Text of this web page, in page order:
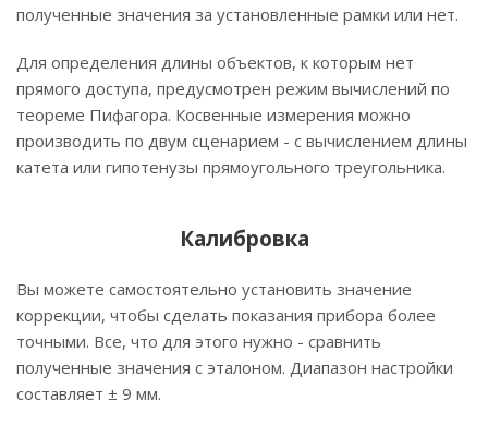
полученные значения за установленные рамки или нет.
Для определения длины объектов, к которым нет
прямого доступа, предусмотрен режим вычислений по
теореме Пифагора. Косвенные измерения можно
производить по двум сценарием - с вычислением длины
катета или гипотенузы прямоугольного треугольника.
Калибровка
Вы можете самостоятельно установить значение
коррекции, чтобы сделать показания прибора более
точными. Все, что для этого нужно - сравнить
полученные значения с эталоном. Диапазон настройки
составляет ± 9 мм.